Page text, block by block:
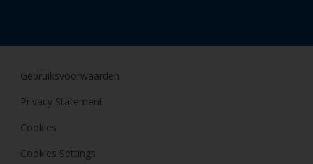
Gebruiksvoorwaarden
Privacy Statement
Cookies
Cookies Settings